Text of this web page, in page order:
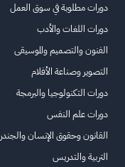
دورات مطلوبة في سوق العمل
دورات اللغات والأدب
الفنون والتصميم والموسيقى
التصوير وصناعة الأفلام
دورات التكنولوجيا والبرمجة
دورات علم النفس
القانون وحقوق الإنسان والجندر
التربية والتدريس